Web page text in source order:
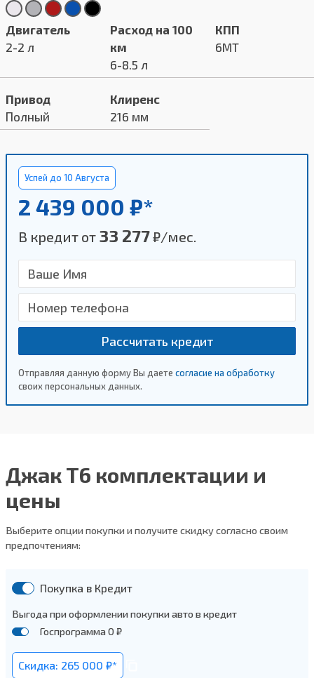
Двигатель
2-2 л
Расход на 100
км
6-8.5 л
КПП
6MT
Привод
Полный
Клиренс
216 мм
Успей до 10 Августа
2 439 000 ₽*
В кредит от 33 277₽/мес.
Рассчитать кредит
Отправляя данную форму Вы даете согласие на обработку
своих персональных данных.
Джак Т6 комплектации и
цены
Выберите опции покупки и получите скидку согласно своим
предпочтениям:
Покупка в Кредит
Выгода при оформлении покупки авто в кредит
Госпрограмма 0 ₽
Скидка: 265 000 ₽*